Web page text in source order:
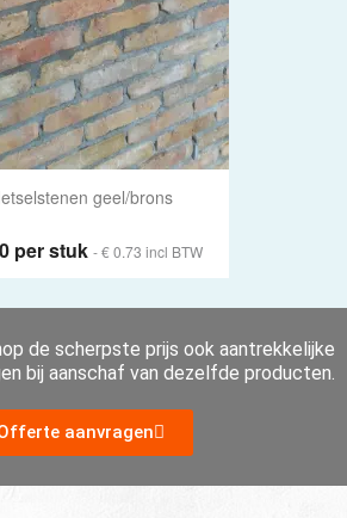
geel/brons
per stuk - € 0.73 incl BTW
de scherpste prijs ook aantrekkelijke
bij aanschaf van dezelfde producten.
aanvragen